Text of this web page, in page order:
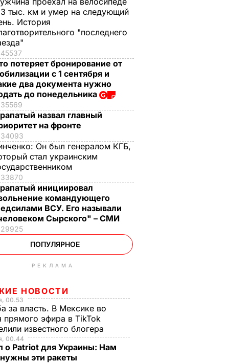
тыс. км и умер на следующий
История
"последнего
45537
потеряет бронирование от
с 1 сентября и
два документа нужно
до понедельника
35569
назвал главный
на фронте
34093
Он был генералом КГБ,
стал украинским
33870
инициировал
командующего
ВСУ. Его называли
Сырского" – СМИ
29925
ПОПУЛЯРНОЕ
РЕКЛАМА
НОВОСТИ
00.53
за власть. В Мексике во
прямого эфира в TikTok
известного блогера
00.44
о Patriot для Украины: Нам
эти ракеты